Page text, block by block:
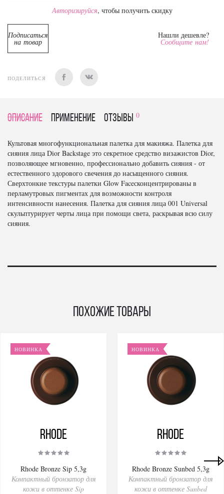
Авторизируйся, чтобы получить скидку
Подписаться
на товар
Нашли дешевле?
Сообщите нам!
ПОДЕЛИТЬСЯ
Описание Применение отзывы 0
Культовая многофункциональная палетка для макияжа. Палетка для
сияния лица Dior Backstage это секретное средство визажистов Dior,
позволяющее мгновенно, профессионально добавить сияния - от
естественного здорового свечения до насыщенного сияния.
Сверхтонкие текстуры палетки Glow Faceсконцентрированы в
перламутровых пигментах для возможности контроля
интенсивности нанесения. Палетка для сияния лица 001 Universal
скульптурирует черты лица при помощи света, раскрывая всю силу
сияния.
Похожие товары
НОВИНКА
Rhode
Rhode Bronze Sip 5,3g
Компактный бронзатор для
кожи в оттенке Sip
НОВИНКА
Rhode
Rhode Bronze Sunbed 5,3g
Компактный бронзатор для
кожи в оттенке Sunbed